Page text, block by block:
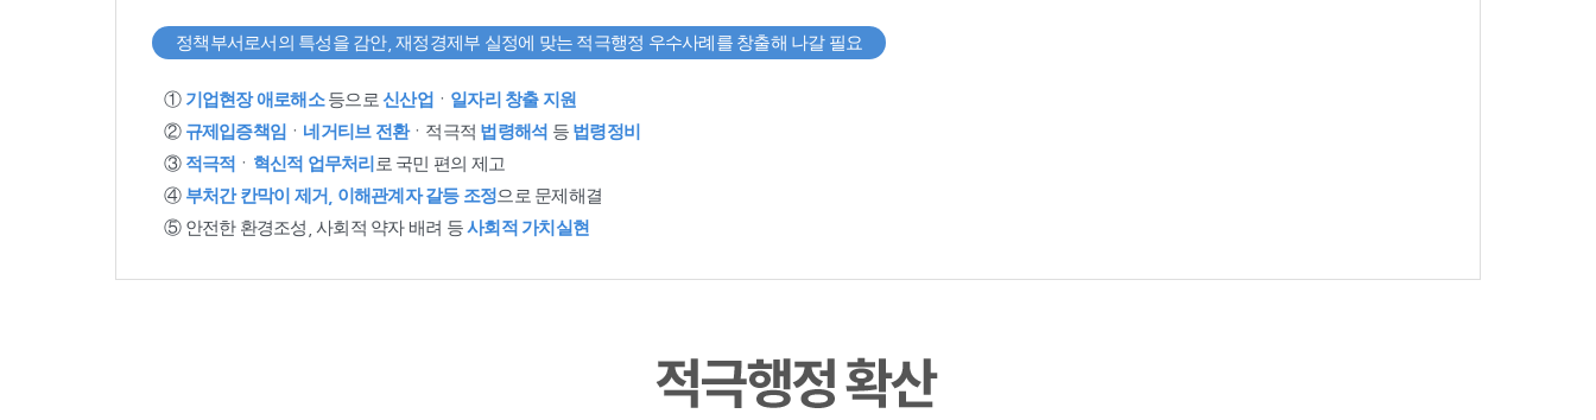
정책부서로서의 특성을 감안, 재정경제부 실정에 맞는 적극행정 우수사례를 창출해 나갈 필요
① 기업현장 애로해소등으로 신산업 ㆍ 일자리 창출 지원
② 규제입증책임 ㆍ 네거티브 전환ㆍ적극적 법령해석 등 법령정비
③ 적극적 ㆍ 혁신적 업무처리 로 국민 편의 제고
④ 부처간 칸막이 제거, 이해관계자 갈등 조정으로 문제해결
⑤ 안전한 환경조성, 사회적 약자 배려 등사회적 가치실현